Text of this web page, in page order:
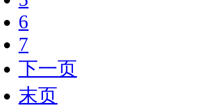
6
7
下一页
末页